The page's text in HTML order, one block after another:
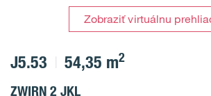
Zobraziť virtuálnu
J5.53 54,35 m2
ZWIRN 2 JKL